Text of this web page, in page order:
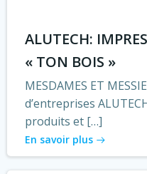
ALUTECH:
« TON BOIS »
MESDAMES ET
d’entreprises
produits et […]
En savoir plus